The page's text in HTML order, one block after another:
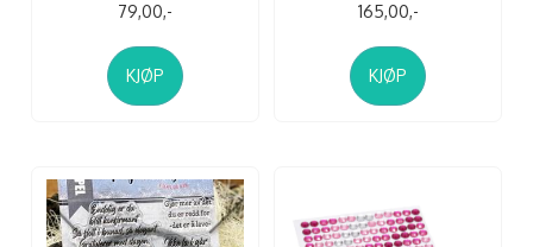
79,00,-
KJØP
165,00,-
KJØP